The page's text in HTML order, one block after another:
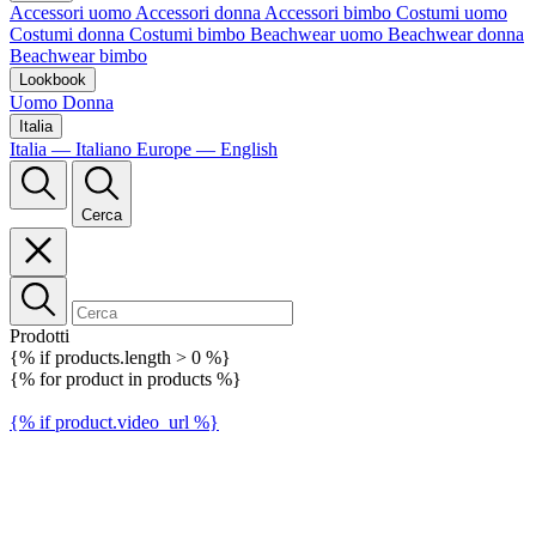
Accessori uomo Accessori donna Accessori bimbo Costumi uomo
Costumi donna Costumi bimbo Beachwear uomo Beachwear donna
Beachwear bimbo
Lookbook
Uomo Donna
Italia
Italia — Italiano Europe — English
Cerca
Prodotti
{% if products.length > 0 %}
{% for product in products %}
{% if product.video_url %}